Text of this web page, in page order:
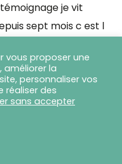
je vit
sept mois c est l
j ai des troubles
cet et végétatif
Covid long dit
vous proposer une
améliorer la
personnaliser vos
réaliser des
sans accepter